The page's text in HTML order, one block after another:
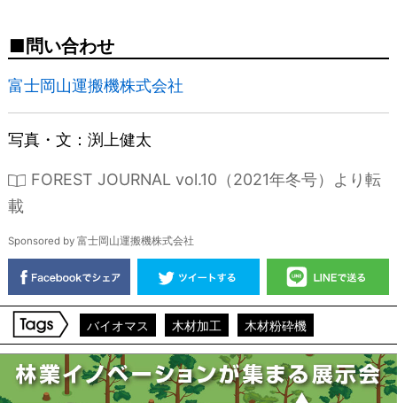
問い合わせ
富士岡山運搬機株式会社
写真・文：渕上健太
FOREST JOURNAL vol.10（2021年冬号）より転
載
Sponsored by 富士岡山運搬機株式会社
バイオマス 木材加工 木材粉砕機